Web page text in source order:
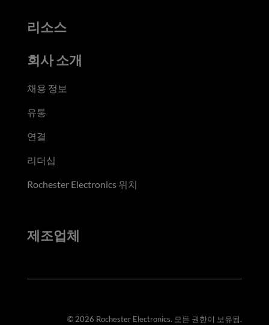
리소스
회사 소개
채용 정보
유통
연결
리더십
Rochester Electronics 위치
제조업체
© 2026 Rochester Electronics. 모든 권한이 보유됨.